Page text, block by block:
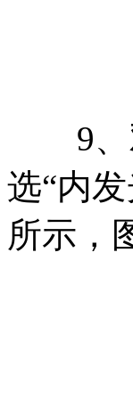
9、双
选“内
所示，